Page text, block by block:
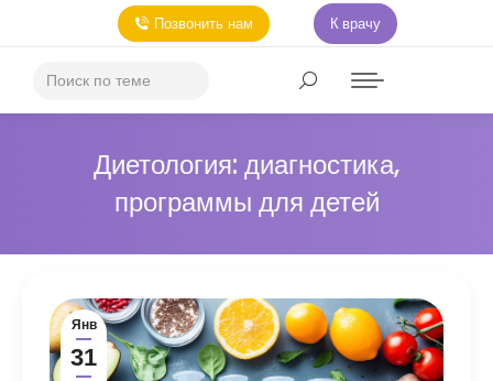
Позвонить нам К врачу
Диетология: диагностика,
программы для детей
Янв
31